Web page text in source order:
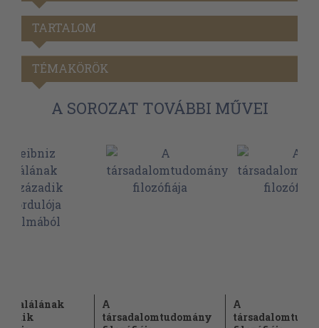
TARTALOM
TÉMAKÖRÖK
A SOROZAT TOVÁBBI MŰVEI
halálának
A
társadalomtudomány
A